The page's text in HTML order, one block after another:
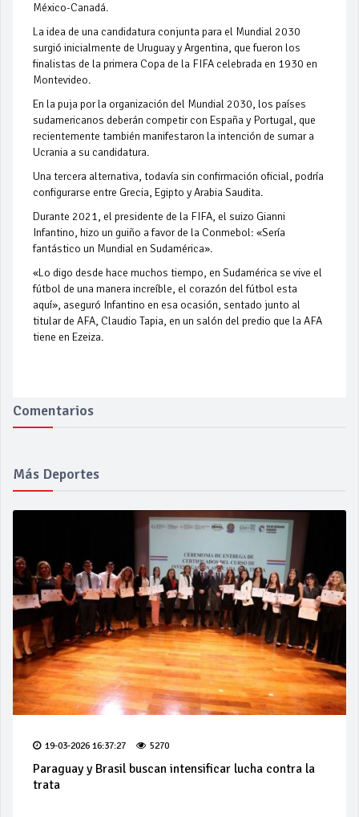
México-Canadá.
La idea de una candidatura conjunta para el Mundial 2030
surgió inicialmente de Uruguay y Argentina, que fueron los
finalistas de la primera Copa de la FIFA celebrada en 1930 en
Montevideo.
En la puja por la organización del Mundial 2030, los países
sudamericanos deberán competir con España y Portugal, que
recientemente también manifestaron la intención de sumar a
Ucrania a su candidatura.
Una tercera alternativa, todavía sin confirmación oficial, podría
configurarse entre Grecia, Egipto y Arabia Saudita.
Durante 2021, el presidente de la FIFA, el suizo Gianni
Infantino, hizo un guiño a favor de la Conmebol: «Sería
fantástico un Mundial en Sudamérica».
«Lo digo desde hace muchos tiempo, en Sudamérica se vive el
fútbol de una manera increíble, el corazón del fútbol esta
aquí», aseguró Infantino en esa ocasión, sentado junto al
titular de AFA, Claudio Tapia, en un salón del predio que la AFA
tiene en Ezeiza.
Comentarios
Más Deportes
19-03-2026 16:37:27 5270
Paraguay y Brasil buscan intensificar lucha contra la
trata